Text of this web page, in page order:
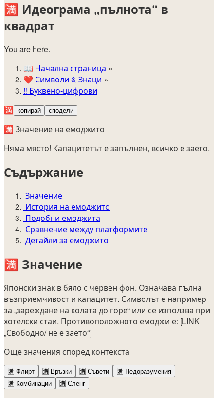
🈵 Идеограма „пълнота“ в
квадрат
You are here.
📖 Начална страница
❤️ Символи & Знаци
‼️ Буквено-цифрови
🈵 копирай сподели
🈵 Значение на емоджито
Няма място! Капацитетът е запълнен, всичко е заето.
Съдържание
Значение
История на емоджито
Подобни емоджита
Сравнение между платформите
Детайли за емоджито
🈵 Значение
Японски знак в бяло с червен фон. Означава пълна
възприемчивост и капацитет. Символът е например
за „зареждане на колата до горе“ или се използва при
хотелски стаи. Противоположното емоджи е: [LINK
„Свободно/ не е заето“]
Още значения според контекста
🈵 Флирт 🈵 Връзки 🈵 Съвети 🈵 Недоразумения
🈵 Комбинации 🈵 Сленг